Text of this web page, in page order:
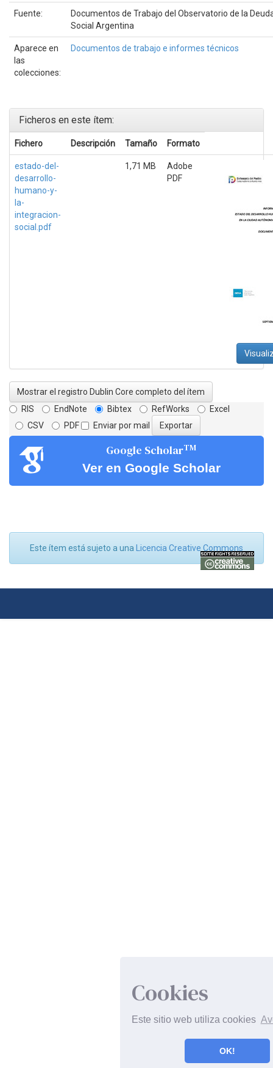
Cookies
Este sitio web utiliza cookies
OK!
Fuente:
Documentos de Trabajo del Observatorio de la
Social Argentina
Aparece en
las
colecciones:
Documentos de trabajo e informes técnicos
Ficheros en este ítem:
Fichero Descripción Tamaño Formato
estado-del-
desarrollo-
humano-y-
la-
integracion-
social.pdf
1,71 MB
Adobe
PDF
Mostrar el registro Dublin Core completo del ítem
RIS
EndNote Bibtex RefWorks
Excel
CSV
PDF Enviar por mail
Google ScholarTM
Ver en Google Scholar
Este ítem está sujeto a una Licencia Creative Commons